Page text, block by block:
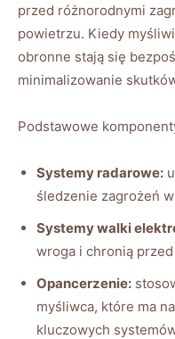
przed różnorodnymi
powietrzu. Kiedy
obronne stają się
minimalizowanie
Podstawowe
Systemy radarowe:
śledzenie zagrożeń
Systemy walki
wroga i chronią
Opancerzenie:
myśliwca, które ma
kluczowych